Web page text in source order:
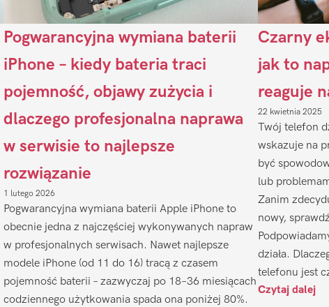
Pogwarancyjna wymiana baterii
iPhone – kiedy bateria traci
pojemność, objawy zużycia i
dlaczego profesjonalna naprawa
w serwisie to najlepsze
rozwiązanie
1 lutego 2026
Pogwarancyjna wymiana baterii Apple iPhone to
obecnie jedna z najczęściej wykonywanych napraw
w profesjonalnych serwisach. Nawet najlepsze
modele iPhone (od 11 do 16) tracą z czasem
pojemność baterii – zazwyczaj po 18–36 miesiącach
codziennego użytkowania spada ona poniżej 80%.
Czarny
jak to
reaguje
22 kwietnia 2025
Twój telefon
wskazuje na
być
lub
Zanim
nowy,
działa.
telefonu jest
Czytaj dalej